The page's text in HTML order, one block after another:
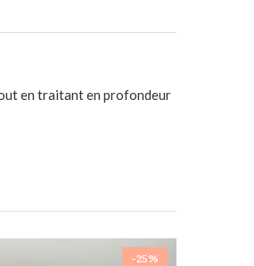
en traitant en profondeur
-25%